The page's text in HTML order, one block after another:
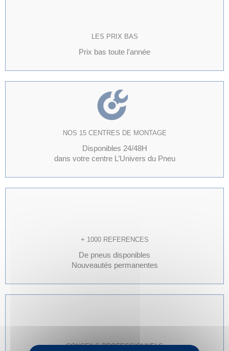
LES PRIX BAS
Prix bas toute l'année
NOS 15 CENTRES DE MONTAGE
Disponibles 24/48H
dans votre centre L’Univers du Pneu
+ 1000 REFERENCES
De pneus disponibles
Nouveautés permanentes
CONSEILS PROFESSIONNELS